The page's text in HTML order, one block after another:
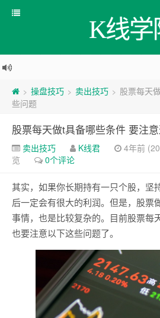
K线学
> 操盘技巧 > 卖出技巧 > 股票每天
些问题
股票每天做t具备哪些条件 要注
卖出技巧 K线君 4年前
览
0个评论
其实，如果你长期持有一只个股，坚
后一定会有很大的利润。但是，股票
事情，也是比较复杂的。目前股票每
也要注意以下这些问题了。